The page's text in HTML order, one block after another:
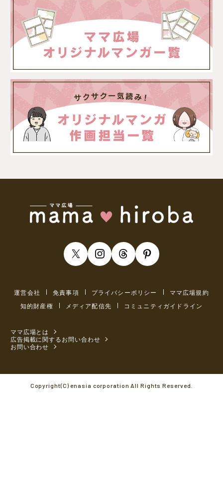
運営会社 免責事項 プライバシーポリシー
ママ広場規約
知的財産権
メディア配信先 コミュニティガイドライン
ママ広場とは
広告掲載に関するお問い合わせ
お問い合わせ
Copyright(C) enasia corporation All Rights Reserved.